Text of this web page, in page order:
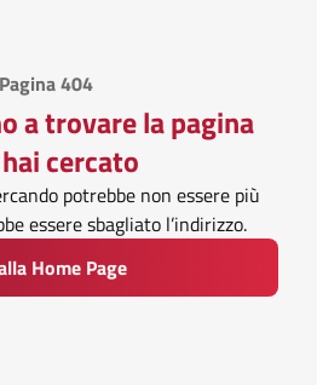
Pagina 404
a trovare la pagina
cercato
potrebbe non essere più
essere sbagliato l’indirizzo.
Home Page